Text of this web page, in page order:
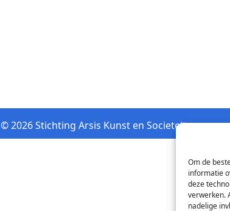
Om de
informatie
deze
verwerken.
nadelige
© 2026 Stichting Arsis Kunst en Societeit